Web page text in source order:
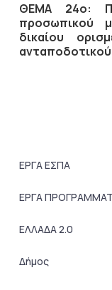
ΘΕΜΑ 24ο:
προσωπικού
δικαίου
ΕΡΓΑ ΕΣΠΑ
ΕΡΓΑ
ΕΛΛΑΔΑ 2.0
Δήμος